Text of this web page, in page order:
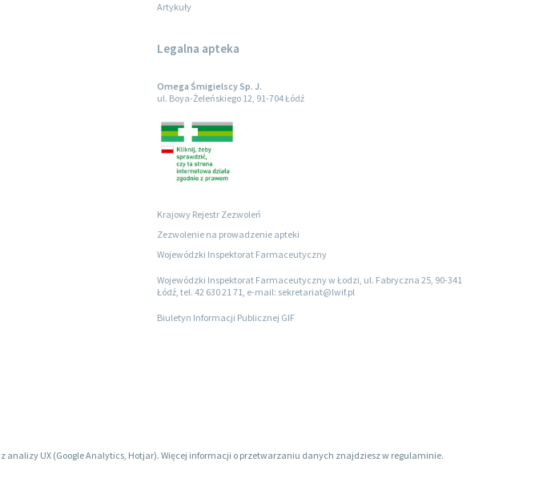
Artykuły
Legalna apteka
Omega Śmigielscy Sp. J.
ul. Boya-Żeleńskiego 12, 91-704 Łódź
Krajowy Rejestr Zezwoleń
Zezwolenie na prowadzenie apteki
Wojewódzki Inspektorat Farmaceutyczny
Wojewódzki Inspektorat Farmaceutyczny w Łodzi, ul. Fabryczna 25, 90-341
Łódź, tel. 42 630 21 71, e-mail: sekretariat@lwif.pl
Biuletyn Informacji Publicznej GIF
UX (Google Analytics, Hotjar). Więcej informacji o przetwarzaniu danych znajdziesz w regulaminie.